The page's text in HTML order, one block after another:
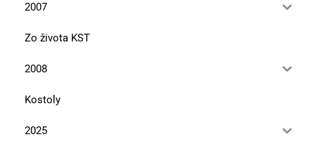
2007
Zo života KST
2008
Kostoly
2025